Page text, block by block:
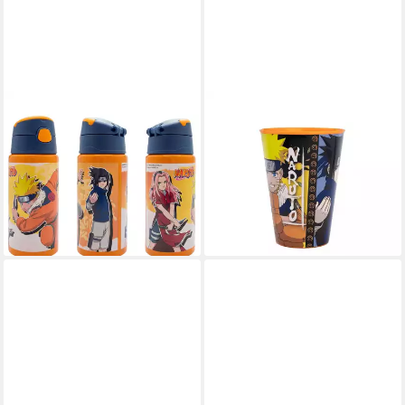
Trinkflasche Naruto
Shippuden ALU
Wasserflasche 500 ml
Trinkflasche mit Naruto
13,90 €
lieferbar - in 4-5 Werktagen bei dir
Trinkflasche Naruto Jutsu
Kunststoffbecher 260 ml
UVP9,99 €
lieferbar - in 8-10 Werktagen bei